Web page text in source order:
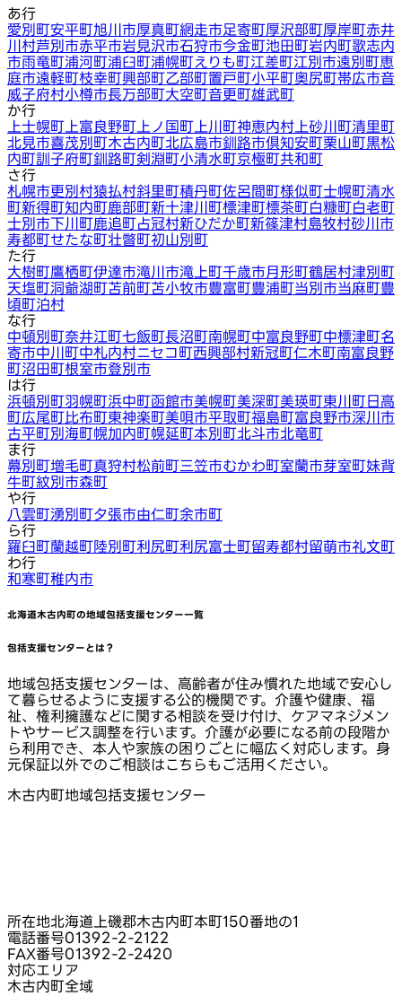
あ行
愛別町安平町旭川市厚真町網走市足寄町厚沢部町厚岸町赤井
川村芦別市赤平市岩見沢市石狩市今金町池田町岩内町歌志内
市雨竜町浦河町浦臼町浦幌町えりも町江差町江別市遠別町恵
庭市遠軽町枝幸町興部町乙部町置戸町小平町奥尻町帯広市音
威子府村小樽市長万部町大空町音更町雄武町
か行
上士幌町 上富良野町 上ノ国町 上川町神恵内村 上砂川町清里町
北見市喜茂別町木古内町北広島市釧路市倶知安町栗山町黒松
内町訓子府町釧路町剣淵町小清水町京極町共和町
さ行
札幌市更別村猿払村斜里町積丹町佐呂間町様似町士幌町清水
町新得町知内町鹿部町新十津川町標津町標茶町白糠町白老町
士別市下川町鹿追町占冠村新ひだか町新篠津村島牧村砂川市
寿都町せたな町壮瞥町初山別町
た行
大樹町鷹栖町伊達市滝川市滝上町千歳市月形町鶴居村津別町
天塩町洞爺湖町苫前町苫小牧市豊富町豊浦町当別市当麻町豊
頃町泊村
な行
中頓別町奈井江町七飯町長沼町南幌町中富良野町中標津町名
寄市中川町中札内村ニセコ町西興部村新冠町仁木町南富良野
町沼田町根室市登別市
は行
浜頓別町羽幌町浜中町函館市美幌町美深町美瑛町東川町日高
町広尾町比布町東神楽町美唄市平取町福島町富良野市深川市
古平町別海町幌加内町幌延町本別町北斗市北竜町
ま行
幕別町増毛町真狩村松前町三笠市むかわ町室蘭市芽室町妹背
牛町紋別市森町
や行
八雲町湧別町夕張市由仁町余市町
ら行
羅臼町蘭越町陸別町利尻町利尻富士町留寿都村留萌市礼文町
わ行
和寒町稚内市
北海道木古内町の地域包括支援センター一覧
包括支援センターとは？
地域包括支援センターは、高齢者が住み慣れた地域で安心し
て暮らせるように支援する公的機関です。介護や健康、福
祉、権利擁護などに関する相談を受け付け、ケアマネジメン
トやサービス調整を行います。介護が必要になる前の段階か
ら利用でき、本人や家族の困りごとに幅広く対応します。身
元保証以外でのご相談はこちらもご活用ください。
木古内町地域包括支援センター
所在地北海道上磯郡木古内町本町150番地の1
電話番号01392-2-2122
FAX番号01392-2-2420
対応エリア
木古内町全域